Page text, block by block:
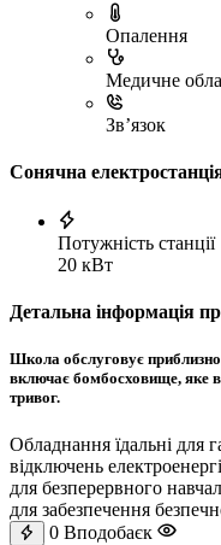
Опалення
Медичне
Зв’язок
Сонячна
Потужність станції
20 кВт
Детальна інформація
Школа обслуговує приблизно
включає бомбосховище, яке
тривог.
Обладнання їдальні для
відключень
для безперервного
для забезпечення
0 Вподобаєк